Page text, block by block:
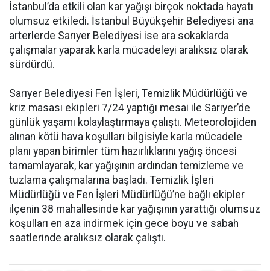
İstanbul’da etkili olan kar yağışı birçok noktada hayatı
olumsuz etkiledi. İstanbul Büyükşehir Belediyesi ana
arterlerde Sarıyer Belediyesi ise ara sokaklarda
çalışmalar yaparak karla mücadeleyi aralıksız olarak
sürdürdü.
Sarıyer Belediyesi Fen İşleri, Temizlik Müdürlüğü ve
kriz masası ekipleri 7/24 yaptığı mesai ile Sarıyer’de
günlük yaşamı kolaylaştırmaya çalıştı. Meteorolojiden
alınan kötü hava koşulları bilgisiyle karla mücadele
planı yapan birimler tüm hazırlıklarını yağış öncesi
tamamlayarak, kar yağışının ardından temizleme ve
tuzlama çalışmalarına başladı. Temizlik İşleri
Müdürlüğü ve Fen İşleri Müdürlüğü’ne bağlı ekipler
ilçenin 38 mahallesinde kar yağışının yarattığı olumsuz
koşulları en aza indirmek için gece boyu ve sabah
saatlerinde aralıksız olarak çalıştı.